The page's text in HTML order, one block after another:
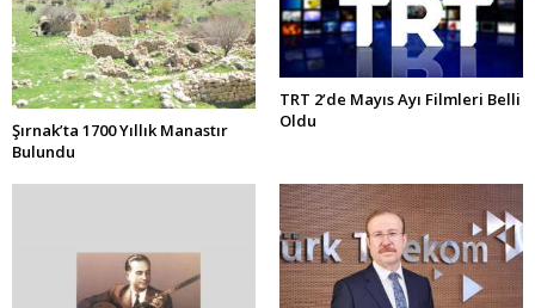
Şırnak’ta 1700 Yıllık Manastır
Bulundu
TRT 2’de Mayıs Ayı Filmleri Belli
Oldu